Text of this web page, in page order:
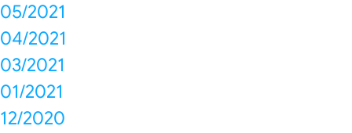
05/2021
04/2021
03/2021
01/2021
12/2020